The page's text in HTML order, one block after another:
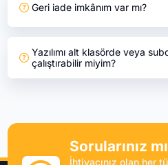
Geri iade imkânım var mı?
Yazılımı alt klasörde veya
çalıştırabilir miyim?
Sorularınız
İhtiyacınız olan her